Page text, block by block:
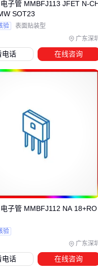
考虑配套设备？
度直接影响最终性能表
源适配性和物理接口两个
显著影响音质表现或信号
子管老化
能有效延长使用寿
管壁导电特性，专业清洗
流
管保护套
用细节
广东深
子管 MMBFJ113 JFET N-
SOT23
验 表面贴装型
电话 在线咨询
广东深
验
电话 在线咨询